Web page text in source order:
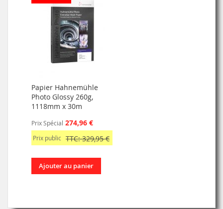
Papier Hahnemühle
Photo Glossy 260g,
1118mm x 30m
Prix Spécial 274,96 €
Prix public TTC: 329,95 €
Ajouter au panier